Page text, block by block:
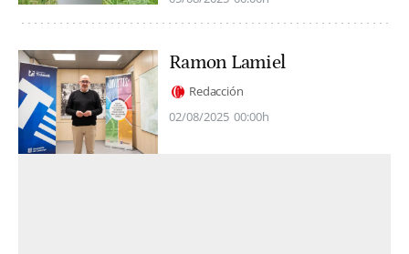
Ramon Lamiel
Redacción
02/08/2025 00:00h